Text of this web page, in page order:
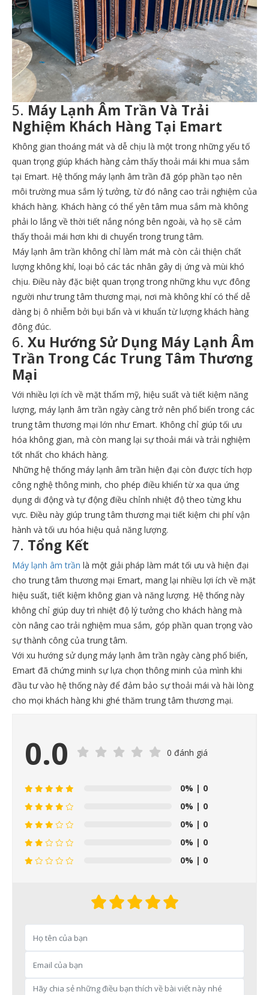
5. Máy Lạnh Âm Trần Và Trải
Nghiệm Khách Hàng Tại Emart
Không gian thoáng mát và dễ chịu là một trong những yếu tố
quan trọng giúp khách hàng cảm thấy thoải mái khi mua sắm
tại Emart. Hệ thống máy lạnh âm trần đã góp phần tạo nên
môi trường mua sắm lý tưởng, từ đó nâng cao trải nghiệm của
khách hàng. Khách hàng có thể yên tâm mua sắm mà không
phải lo lắng về thời tiết nắng nóng bên ngoài, và họ sẽ cảm
thấy thoải mái hơn khi di chuyển trong trung tâm.
Máy lạnh âm trần không chỉ làm mát mà còn cải thiện chất
lượng không khí, loại bỏ các tác nhân gây dị ứng và mùi khó
chịu. Điều này đặc biệt quan trọng trong những khu vực đông
người như trung tâm thương mại, nơi mà không khí có thể dễ
dàng bị ô nhiễm bởi bụi bẩn và vi khuẩn từ lượng khách hàng
đông đúc.
6. Xu Hướng Sử Dụng Máy Lạnh Âm
Trần Trong Các Trung Tâm Thương
Mại
Với nhiều lợi ích về mặt thẩm mỹ, hiệu suất và tiết kiệm năng
lượng, máy lạnh âm trần ngày càng trở nên phổ biến trong các
trung tâm thương mại lớn như Emart. Không chỉ giúp tối ưu
hóa không gian, mà còn mang lại sự thoải mái và trải nghiệm
tốt nhất cho khách hàng.
Những hệ thống máy lạnh âm trần hiện đại còn được tích hợp
công nghệ thông minh, cho phép điều khiển từ xa qua ứng
dụng di động và tự động điều chỉnh nhiệt độ theo từng khu
vực. Điều này giúp trung tâm thương mại tiết kiệm chi phí vận
hành và tối ưu hóa hiệu quả năng lượng.
7. Tổng Kết
Máy lạnh âm trần là một giải pháp làm mát tối ưu và hiện đại
cho trung tâm thương mại Emart, mang lại nhiều lợi ích về mặt
hiệu suất, tiết kiệm không gian và năng lượng. Hệ thống này
không chỉ giúp duy trì nhiệt độ lý tưởng cho khách hàng mà
còn nâng cao trải nghiệm mua sắm, góp phần quan trọng vào
sự thành công của trung tâm.
Với xu hướng sử dụng máy lạnh âm trần ngày càng phổ biến,
Emart đã chứng minh sự lựa chọn thông minh của mình khi
đầu tư vào hệ thống này để đảm bảo sự thoải mái và hài lòng
cho mọi khách hàng khi ghé thăm trung tâm thương mại.
0.0 0 đánh giá
0% | 0
0% | 0
0% | 0
0% | 0
0% | 0